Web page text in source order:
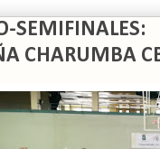
SEMIFINALES:
CHARUMBA